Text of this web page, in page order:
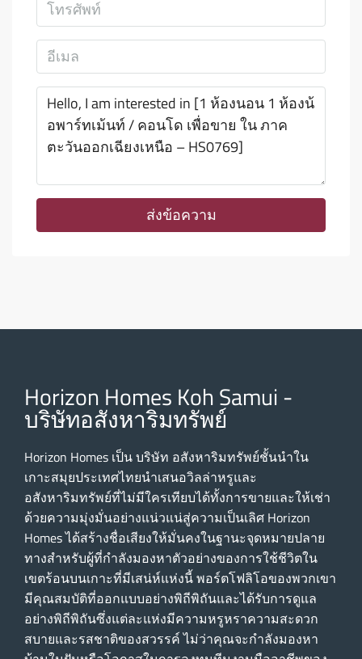
ส่งข้อความ
Horizon Homes Koh Samui -
บริษัทอสังหาริมทรัพย์
Horizon Homes เป็น บริษัท อสังหาริมทรัพย์ชั้นนําใน
เกาะสมุยประเทศไทยนําเสนอวิลล่าหรูและ
อสังหาริมทรัพย์ที่ไม่มีใครเทียบได้ทั้งการขายและให้เช่า
ด้วยความมุ่งมั่นอย่างแน่วแน่สู่ความเป็นเลิศ Horizon
Homes ได้สร้างชื่อเสียงให้มั่นคงในฐานะจุดหมายปลาย
ทางสําหรับผู้ที่กําลังมองหาตัวอย่างของการใช้ชีวิตใน
เขตร้อนบนเกาะที่มีเสน่ห์แห่งนี้ พอร์ตโฟลิโอของพวกเขา
มีคุณสมบัติที่ออกแบบอย่างพิถีพิถันและได้รับการดูแล
อย่างพิถีพิถันซึ่งแต่ละแห่งมีความหรูหราความสะดวก
สบายและรสชาติของสวรรค์ ไม่ว่าคุณจะกําลังมองหา